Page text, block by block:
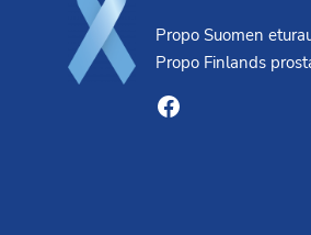
Propo Suomen
Propo Finlands
Facebook